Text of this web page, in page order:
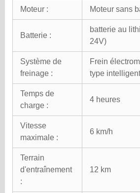
Moteur : Moteur sans
Batterie :
batterie au
24V)
Système de
freinage :
Frein
type intelligent
Temps de
charge :
4 heures
Vitesse
maximale :
6 km/h
Terrain
d'entraînement
:
12 km